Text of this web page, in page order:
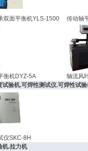
双面平衡机YLS-1500 传动轴
衡机DYZ-5A
轴流风
试验机.可焊性测试仪.可焊性试
仪SKC-8H
机.拉力机